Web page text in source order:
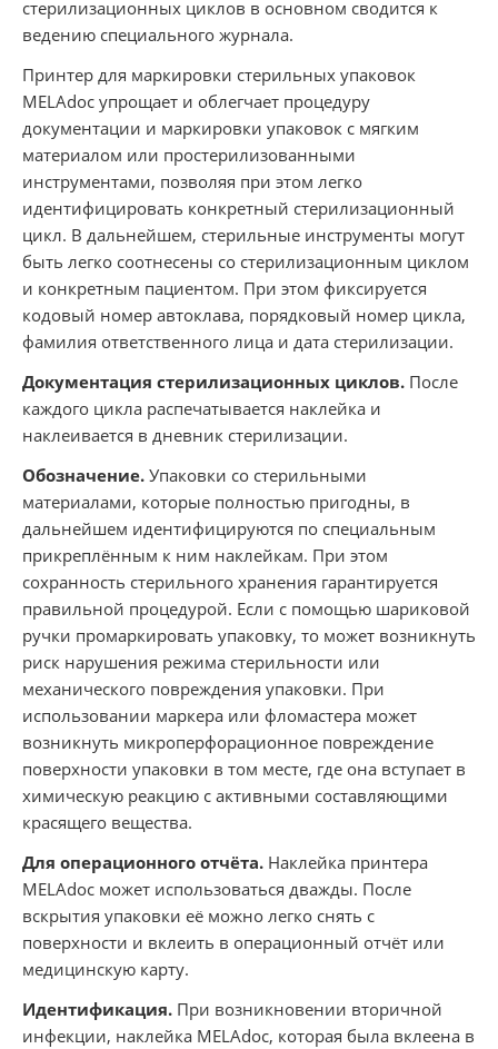
стерилизационных циклов в основном сводится к
ведению специального журнала.
Принтер для маркировки стерильных упаковок
MELAdoc упрощает и облегчает процедуру
документации и маркировки упаковок с мягким
материалом или простерилизованными
инструментами, позволяя при этом легко
идентифицировать конкретный стерилизационный
цикл. В дальнейшем, стерильные инструменты могут
быть легко соотнесены со стерилизационным циклом
и конкретным пациентом. При этом фиксируется
кодовый номер автоклава, порядковый номер цикла,
фамилия ответственного лица и дата стерилизации.
Документация стерилизационных циклов. После
каждого цикла распечатывается наклейка и
наклеивается в дневник стерилизации.
Обозначение. Упаковки со стерильными
материалами, которые полностью пригодны, в
дальнейшем идентифицируются по специальным
прикреплённым к ним наклейкам. При этом
сохранность стерильного хранения гарантируется
правильной процедурой. Если с помощью шариковой
ручки промаркировать упаковку, то может возникнуть
риск нарушения режима стерильности или
механического повреждения упаковки. При
использовании маркера или фломастера может
возникнуть микроперфорационное повреждение
поверхности упаковки в том месте, где она вступает в
химическую реакцию с активными составляющими
красящего вещества.
Для операционного отчёта. Наклейка принтера
MELAdoc может использоваться дважды. После
вскрытия упаковки её можно легко снять с
поверхности и вклеить в операционный отчёт или
медицинскую карту.
Идентификация. При возникновении вторичной
инфекции, наклейка MELAdoc, которая была вклеена в